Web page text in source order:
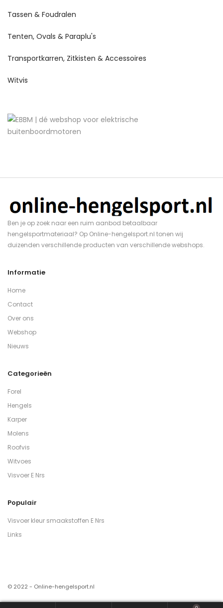
Tassen & Foudralen
Tenten, Ovals & Paraplu's
Transportkarren, Zitkisten & Accessoires
Witvis
Ben je op zoek naar een ruim aanbod betaalbaar
hengelsportmateriaal? Op Online-hengelsport.nl tonen wij
duizenden verschillende producten van verschillende webshops.
Informatie
Home
Contact
Over ons
Webshop
Nieuws
Categorieën
Forel
Hengels
Karper
Molens
Roofvis
Witvoes
Visvoer E Nrs
Populair
Visvoer kleur smaakstoffen E Nrs
Links
© 2022 - Online-hengelsport.nl